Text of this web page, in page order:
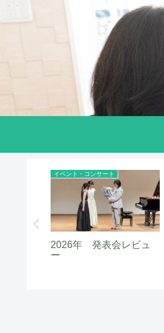
イベント・コンサート
2026年 発表会レビュ
ー